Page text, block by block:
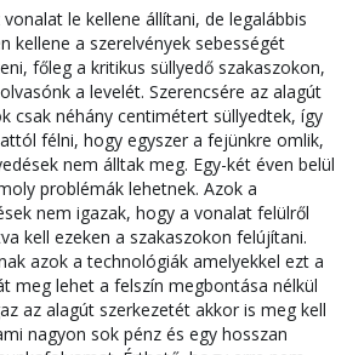
vonalat le kellene állítani, de legalábbis
kellene a szerelvények sebességét
főleg a kritikus süllyedő szakaszokon,
a levelét. Szerencsére az alagút
csak néhány centimétert süllyedtek, így
félni, hogy egyszer a fejünkre omlik,
nem álltak meg. Egy-két éven belül
problémák lehetnek. Azok a
nem igazak, hogy a vonalat felülről
kell ezeken a szakaszokon felújítani.
azok a technológiák amelyekkel ezt a
meg lehet a felszín megbontása nélkül
az alagút szerkezetét akkor is meg kell
nagyon sok pénz és egy hosszan